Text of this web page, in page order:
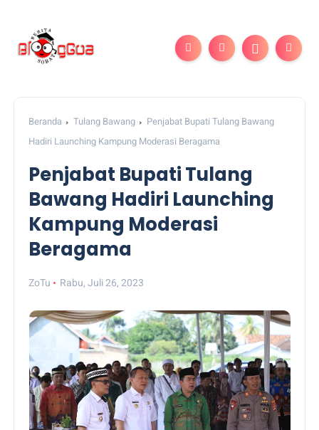
Beranda Tulang Bawang
Penjabat Bupati Tulang Bawang
Hadiri Launching Kampung Moderasi Beragama
Penjabat Bupati Tulang
Bawang Hadiri Launching
Kampung Moderasi
Beragama
ZoTu Rabu, Juli 26, 2023